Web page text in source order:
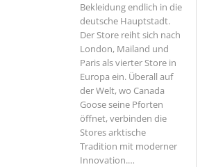
Bekleidung endlich in die
deutsche Hauptstadt.
Der Store reiht sich nach
London, Mailand und
Paris als vierter Store in
Europa ein. Überall auf
der Welt, wo Canada
Goose seine Pforten
öffnet, verbinden die
Stores arktische
Tradition mit moderner
Innovation.…